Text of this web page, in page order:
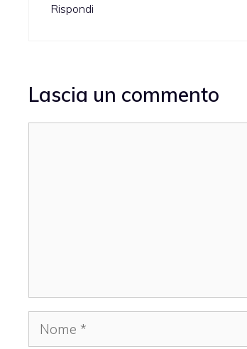
Rispondi
Lascia un commento
Nome